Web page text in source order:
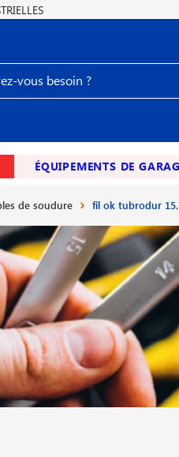
ÉQUIPEMENTS DE
de soudure fil ok tubrodur